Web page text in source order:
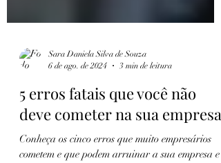
Sara Daniela Silva de Souza
6 de ago. de 2024
3 min de leitura
5 erros fatais que você não
deve cometer na sua empresa